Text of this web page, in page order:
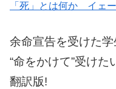
「死」とは何か イェ
余命宣告を受けた学
“命をかけて”受け
翻訳版!